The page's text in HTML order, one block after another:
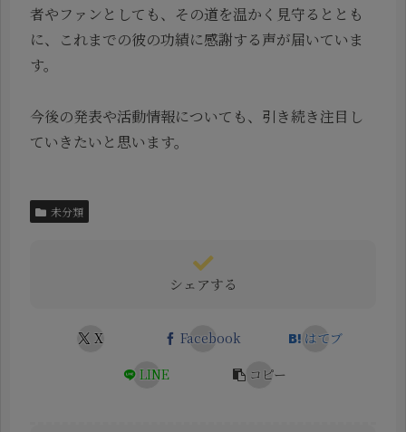
者やファンとしても、その道を温かく見守るととも
に、これまでの彼の功績に感謝する声が届いていま
す。
今後の発表や活動情報についても、引き続き注目し
ていきたいと思います。
未分類
シェアする
X Facebook
はてブ
LINE
コピー